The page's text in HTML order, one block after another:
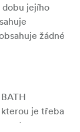
jejího
žádné
kterou je třeba